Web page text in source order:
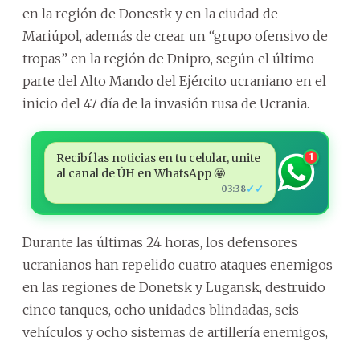
en la región de Donestk y en la ciudad de
Mariúpol, además de crear un “grupo ofensivo de
tropas” en la región de Dnipro, según el último
parte del Alto Mando del Ejército ucraniano en el
inicio del 47 día de la invasión rusa de Ucrania.
Recibí las noticias en tu celular, unite
al canal de ÚH en WhatsApp 🤩
03:38✓✓
1
Durante las últimas 24 horas, los defensores
ucranianos han repelido cuatro ataques enemigos
en las regiones de Donetsk y Lugansk, destruido
cinco tanques, ocho unidades blindadas, seis
vehículos y ocho sistemas de artillería enemigos,